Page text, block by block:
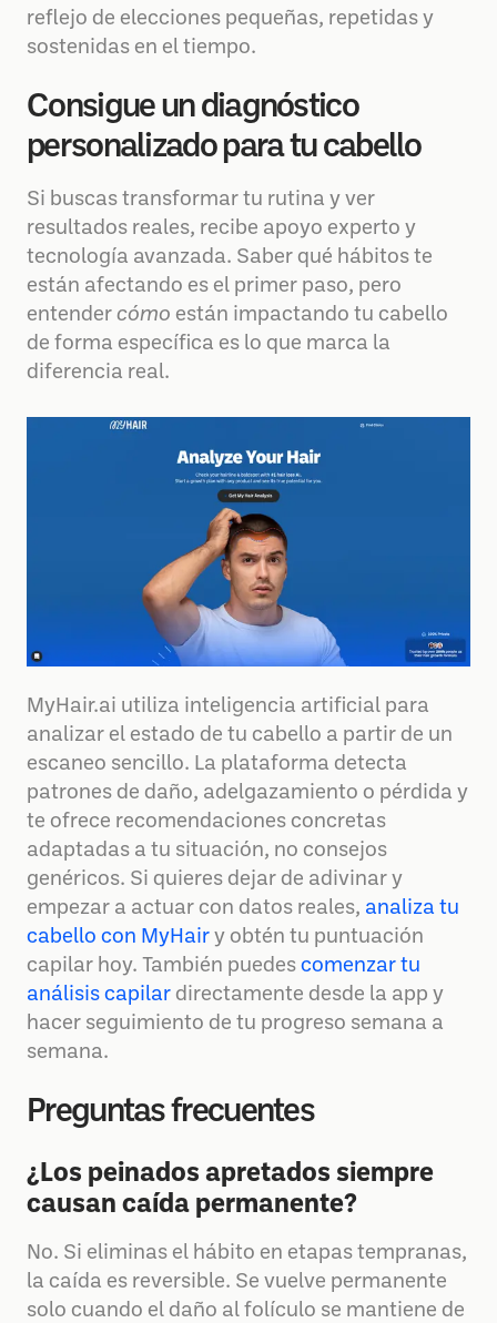
reflejo de elecciones pequeñas, repetidas y
sostenidas en el tiempo.
Consigue un diagnóstico
personalizado para tu cabello
Si buscas transformar tu rutina y ver
resultados reales, recibe apoyo experto y
tecnología avanzada. Saber qué hábitos te
están afectando es el primer paso, pero
entender cómo están impactando tu cabello
de forma específica es lo que marca la
diferencia real.
MyHair.ai utiliza inteligencia artificial para
analizar el estado de tu cabello a partir de un
escaneo sencillo. La plataforma detecta
patrones de daño, adelgazamiento o pérdida y
te ofrece recomendaciones concretas
adaptadas a tu situación, no consejos
genéricos. Si quieres dejar de adivinar y
empezar a actuar con datos reales, analiza tu
cabello con MyHair y obtén tu puntuación
capilar hoy. También puedes comenzar tu
análisis capilar directamente desde la app y
hacer seguimiento de tu progreso semana a
semana.
Preguntas frecuentes
¿Los peinados apretados siempre
causan caída permanente?
No. Si eliminas el hábito en etapas tempranas,
la caída es reversible. Se vuelve permanente
solo cuando el daño al folículo se mantiene de